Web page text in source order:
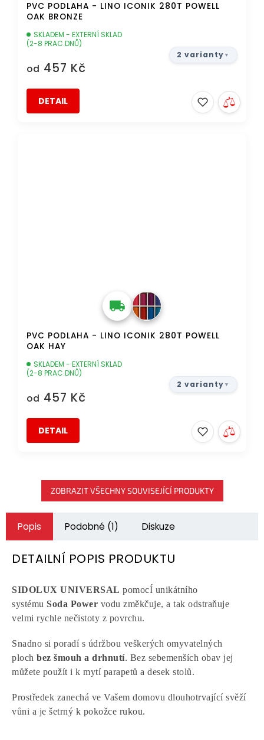
PVC PODLAHA - LINO ICONIK 280T POWELL
OAK BRONZE
SKLADEM - EXTERNÍ SKLAD
(2-8 PRAC.DNŮ)
od 457 Kč
DETAIL
2 varianty
PVC PODLAHA - LINO ICONIK 280T POWELL
OAK HAY
SKLADEM - EXTERNÍ SKLAD
(2-8 PRAC.DNŮ)
od 457 Kč
DETAIL
2 varianty
ZOBRAZIT VŠECHNY SOUVISEJÍCÍ PRODUKTY
Popis Podobné (1) Diskuze
DETAILNÍ POPIS PRODUKTU
SIDOLUX UNIVERSAL pomocÍ unikátního
systému Soda Power vodu změkčuje, a tak odstraňuje
velmi rychle nečistoty z povrchu.
Snadno si poradí s údržbou veškerých omyvatelných
ploch bez šmouh a drhnutí. Bez sebemenších obav jej
můžete použít i k mytí parapetů a desek stolů.
Prostředek zanechá ve Vašem domovu dlouhotrvající svěží
vůni a je šetrný k pokožce rukou.